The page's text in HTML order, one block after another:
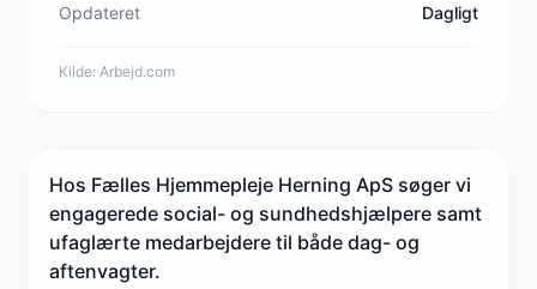
Opdateret Dagligt
Kilde: Arbejd.com
Hos Fælles Hjemmepleje Herning ApS søger vi
engagerede social- og sundhedshjælpere samt
ufaglærte medarbejdere til både dag- og
aftenvagter.